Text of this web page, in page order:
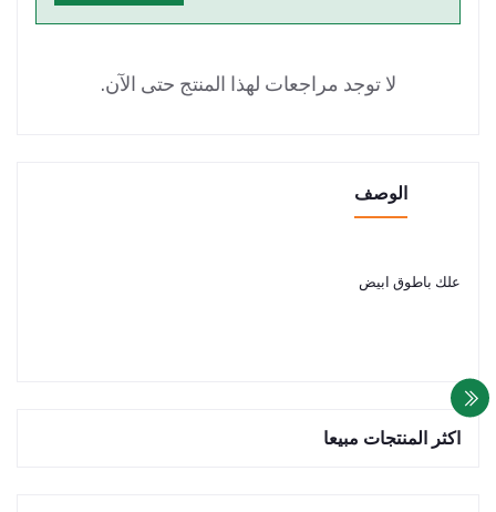
لا توجد مراجعات لهذا المنتج حتى الآن.
الوصف
علك باطوق ابيض
اكثر المنتجات مبيعا